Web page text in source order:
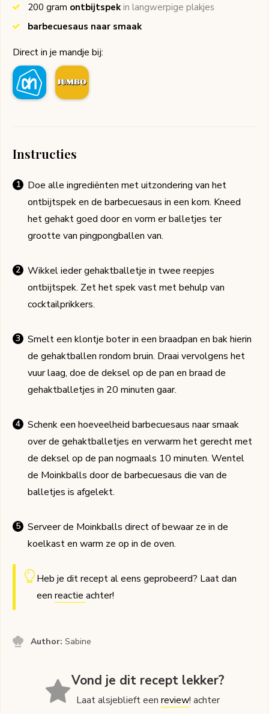
200 gram ontbijtspek in langwerpige plakjes
barbecuesaus naar smaak
Direct in je mandje bij:
Instructies
Doe alle ingrediënten met uitzondering van het
ontbijtspek en de barbecuesaus in een kom. Kneed
het gehakt goed door en vorm er balletjes ter
grootte van pingpongballen van.
Wikkel ieder gehaktballetje in twee reepjes
ontbijtspek. Zet het spek vast met behulp van
cocktailprikkers.
Smelt een klontje boter in een braadpan en bak hierin
de gehaktballen rondom bruin. Draai vervolgens het
vuur laag, doe de deksel op de pan en braad de
gehaktballetjes in 20 minuten gaar.
Schenk een hoeveelheid barbecuesaus naar smaak
over de gehaktballetjes en verwarm het gerecht met
de deksel op de pan nogmaals 10 minuten. Wentel
de Moinkballs door de barbecuesaus die van de
balletjes is afgelekt.
Serveer de Moinkballs direct of bewaar ze in de
koelkast en warm ze op in de oven.
Heb je dit recept al eens geprobeerd? Laat dan
een reactie achter!
Author:Sabine
Vond je dit recept lekker?
Laat alsjeblieft eenreview! achter